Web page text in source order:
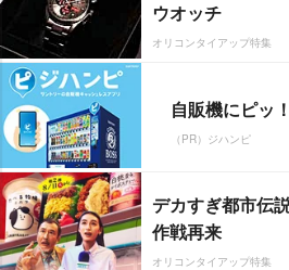
ウオッチ
オリコンタイアップ特集
自販機にピッ
（PR）ジハンピ
デカすぎ都市伝
作戦再来
オリコンタイアップ特集